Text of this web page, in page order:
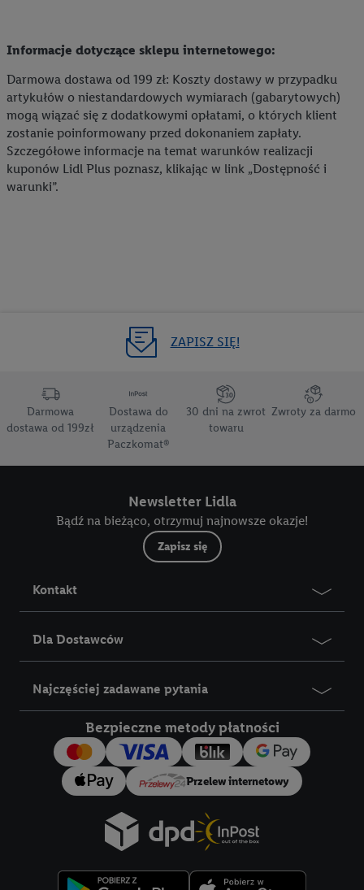
Informacje dotyczące sklepu internetowego:
Darmowa dostawa od 199 zł: Koszty dostawy w przypadku
artykułów o niestandardowych wymiarach (gabarytowych)
mogą wiązać się z dodatkowymi opłatami, o których klient
zostanie poinformowany przed dokonaniem zapłaty.
Szczegółowe informacje na temat warunków realizacji
kuponów Lidl Plus poznasz, klikając w link „Dostępność i
warunki”.
ZAPISZ SIĘ!
Darmowa
dostawa od 199zł
Dostawa do
urządzenia
Paczkomat®
30 dni na zwrot
towaru
Zwroty za darmo
Newsletter Lidla
Bądź na bieżąco, otrzymuj najnowsze okazje!
Zapisz się
Kontakt
Dla Dostawców
Najczęściej zadawane pytania
Bezpieczne metody płatności
Przelew internetowy